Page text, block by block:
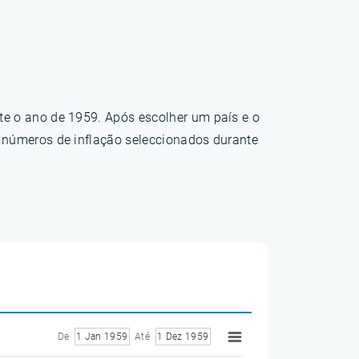
o ano de 1959. Após escolher um país e o
de inflação seleccionados durante
De 1 Jan 1959 Até 1 Dez 1959